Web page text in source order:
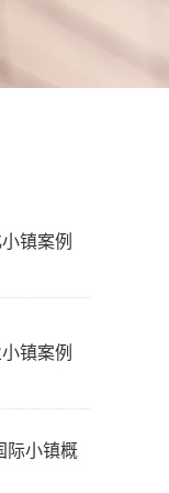
镇案例
镇案例
际小镇概